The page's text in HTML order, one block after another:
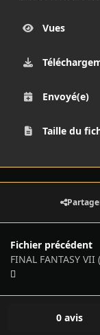
Vues
Envoyé(e)
Taille du
Fichier précédent
0 avis